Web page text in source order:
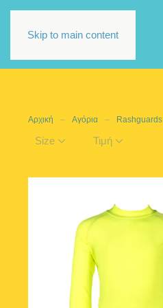
Skip to main content
Αρχική Αγόρια Rashguards
Size Τιμή